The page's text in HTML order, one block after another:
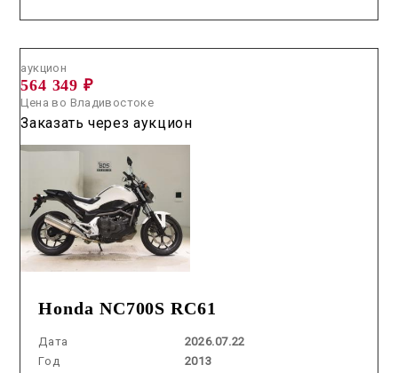
Honda NC700S RC61
Дата
2026.07.22
Год
2013
аукцион
564 349 ₽
Цена во Владивостоке
Заказать через аукцион